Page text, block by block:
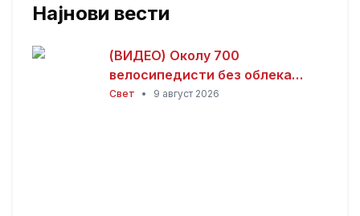
Најнови вести
(ВИДЕО) Околу 700
велосипедисти без облека
возеа низ Берлин – пораки за
Свет • 9 август 2026